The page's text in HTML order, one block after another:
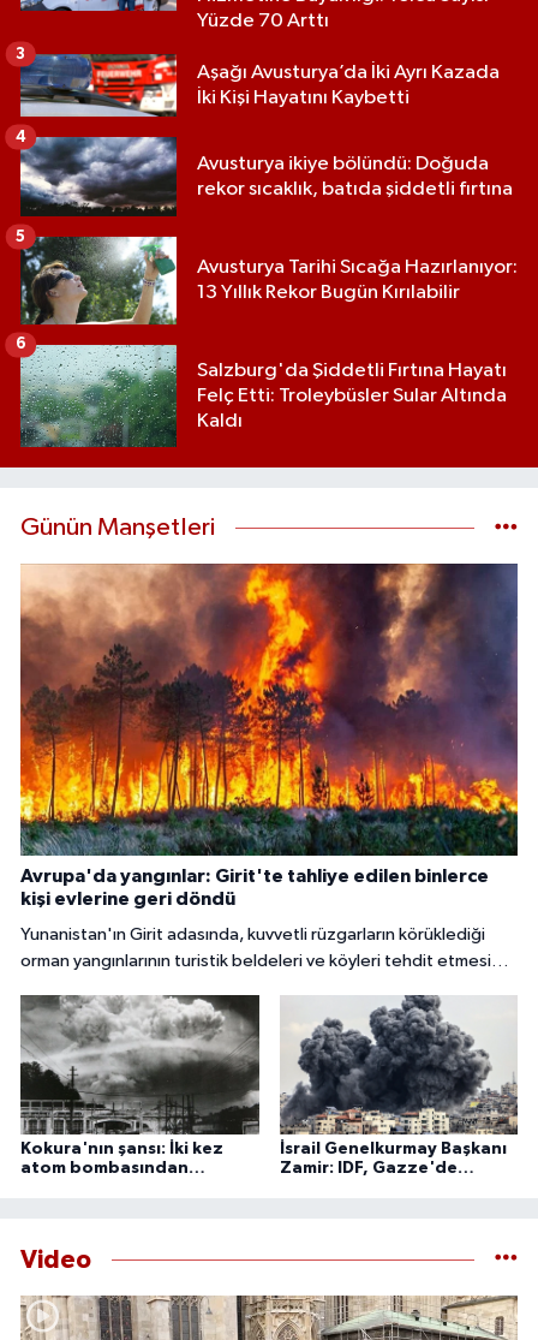
Yüzde 70 Arttı
Aşağı Avusturya’da İki Ayrı Kazada
İki Kişi Hayatını Kaybetti
3
Avusturya ikiye bölündü: Doğuda
rekor sıcaklık, batıda şiddetli fırtına
4
Avusturya Tarihi Sıcağa Hazırlanıyor:
13 Yıllık Rekor Bugün Kırılabilir
5
Salzburg'da Şiddetli Fırtına Hayatı
Felç Etti: Troleybüsler Sular Altında
Kaldı
6
Günün Manşetleri
Avrupa'da yangınlar: Girit'te tahliye edilen binlerce
kişi evlerine geri döndü
Yunanistan'ın Girit adasında, kuvvetli rüzgarların körüklediği
orman yangınlarının turistik beldeleri ve köyleri tehdit etmesi
Kokura'nın şansı: İki kez
atom bombasından
İsrail Genelkurmay Başkanı
Zamir: IDF, Gazze'de
Video